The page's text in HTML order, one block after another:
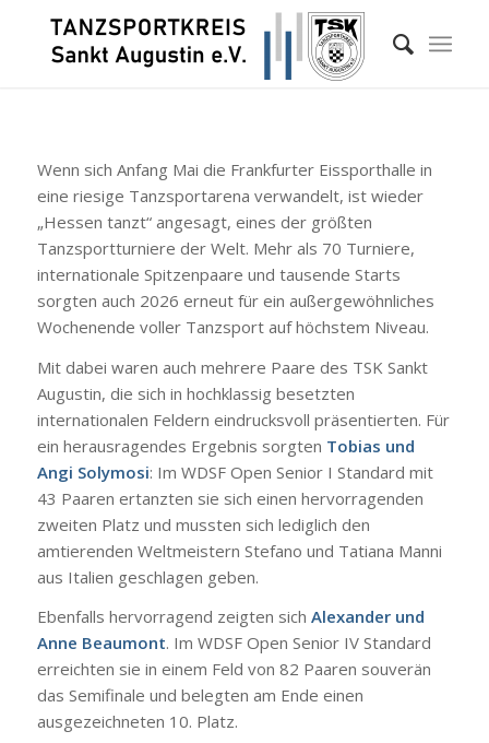
Wenn sich Anfang Mai die Frankfurter Eissporthalle in
eine riesige Tanzsportarena verwandelt, ist wieder
„Hessen tanzt“ angesagt, eines der größten
Tanzsportturniere der Welt. Mehr als 70 Turniere,
internationale Spitzenpaare und tausende Starts
sorgten auch 2026 erneut für ein außergewöhnliches
Wochenende voller Tanzsport auf höchstem Niveau.
Mit dabei waren auch mehrere Paare des TSK Sankt
Augustin, die sich in hochklassig besetzten
internationalen Feldern eindrucksvoll präsentierten. Für
ein herausragendes Ergebnis sorgten Tobias und
Angi Solymosi: Im WDSF Open Senior I Standard mit
43 Paaren ertanzten sie sich einen hervorragenden
zweiten Platz und mussten sich lediglich den
amtierenden Weltmeistern Stefano und Tatiana Manni
aus Italien geschlagen geben.
Ebenfalls hervorragend zeigten sich Alexander und
Anne Beaumont. Im WDSF Open Senior IV Standard
erreichten sie in einem Feld von 82 Paaren souverän
das Semifinale und belegten am Ende einen
ausgezeichneten 10. Platz.